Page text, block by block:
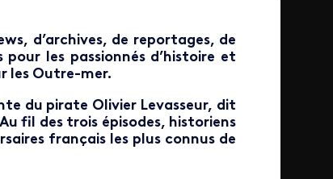
d’archives, de reportages, de
les passionnés d’histoire et
les Outre-mer.
du pirate Olivier Levasseur, dit
fil des trois épisodes, historiens
français les plus connus de